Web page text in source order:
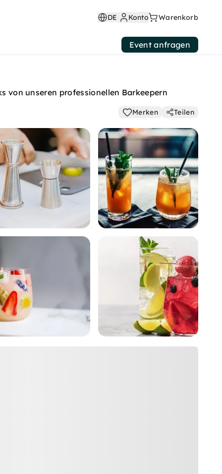
DE Konto Warenkorb
Event anfragen
von unseren professionellen Barkeepern
Merken Teilen